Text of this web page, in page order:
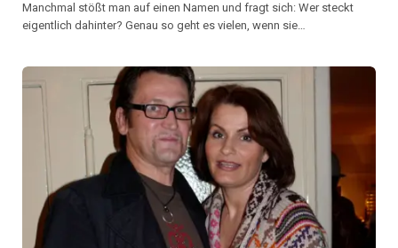
Manchmal stößt man auf einen Namen und fragt sich: Wer steckt
eigentlich dahinter? Genau so geht es vielen, wenn sie…